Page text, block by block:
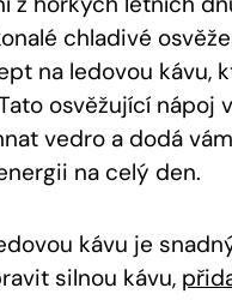
chladivé
na ledovou kávu,
osvěžující nápoj
vedro a dodá vám
na celý den.
kávu je
silnou kávu,